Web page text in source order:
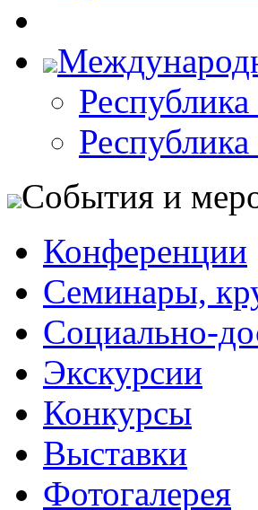
События и
Конференции
Семинары,
Социально-
Экскурсии
Конкурсы
Выставки
Фотогалерея